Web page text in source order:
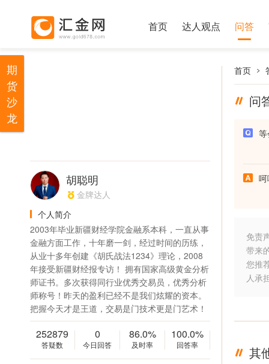
首页 达人观点 问答
胡聪明
金牌达人
个人简介
2003年毕业新疆财经学院金融系本科，一直从事
金融方面工作，十年磨一剑，经过时间的历练，
从业十多年创建《胡氏战法1234》理论，2008
年接受新疆财经报专访！ 拥有国家高级黄金分析
师证书。多次获得同行业优秀交易员，优秀分析
师称号！昨天的盈利已经不是我们炫耀的资本。
把握今天才是王道，交易是门技术更是门艺术！
252879
答疑数
0
今日回答
86.0%
及时率
100.0%
回答率
首页
问
免责
带来
您推
人承
其
期
货
沙
龙